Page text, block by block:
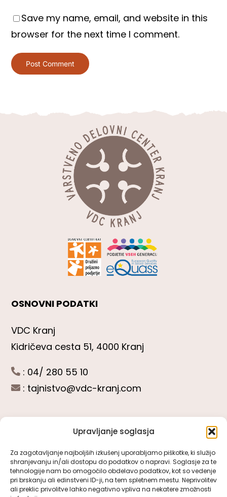
Upravljanje soglasja
Za zagotavljanje najboljših izkušenj uporabljamo piškotke, ki služijo
shranjevanju in/ali dostopu do podatkov o napravi. Soglasje za te
tehnologije nam bo omogočilo obdelavo podatkov, kot so vedenje
pri brskanju ali edinstveni ID-ji, na tem spletnem mestu. Neprivolitev
ali preklic privolitve lahko negativno vpliva na nekatere zmožnosti
Save my name, email, and website in this
browser for the next time I comment.
OSNOVNI PODATKI
VDC Kranj
Kidričeva cesta 51, 4000 Kranj
: 04/ 280 55 10
: tajnistvo@vdc-kranj.com
Toggle
Navigation
Predstavitev VDC Kranj